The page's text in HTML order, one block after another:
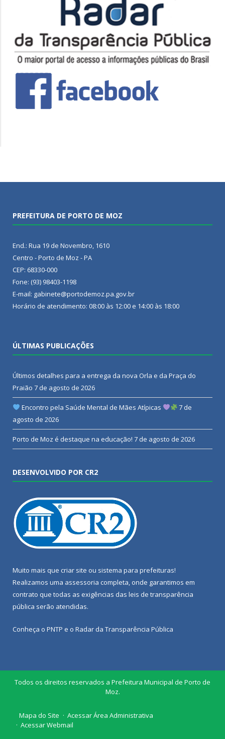
PREFEITURA DE PORTO DE MOZ
End.: Rua 19 de Novembro, 1610
Centro - Porto de Moz - PA
CEP: 68330-000
Fone: (93) 98403-1198
E-mail: gabinete@portodemoz.pa.gov.br
Horário de atendimento: 08:00 às 12:00 e 14:00 às 18:00
ÚLTIMAS PUBLICAÇÕES
Últimos detalhes para a entrega da nova Orla e da Praça do
Praião 7 de agosto de 2026
Encontro pela Saúde Mental de Mães Atípicas
7 de
agosto de 2026
Porto de Moz é destaque na educação! 7 de agosto de 2026
DESENVOLVIDO POR CR2
Muito mais que criar site ou sistema para prefeituras!
Realizamos uma assessoria completa, onde garantimos em
contrato que todas as exigências das leis de transparência
pública serão atendidas.
Conheça o PNTP e o Radar da Transparência Pública
Todos os direitos reservados a Prefeitura Municipal de Porto de
Moz.
Mapa do Site
Acessar Área Administrativa
Acessar Webmail